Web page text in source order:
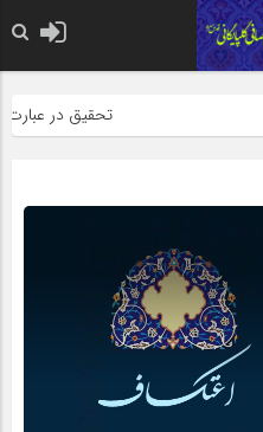
تحقیق در عبارت